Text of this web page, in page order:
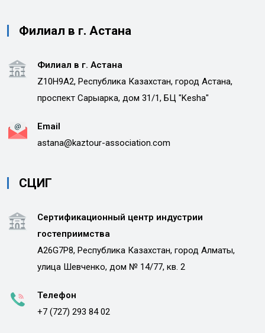
Филиал в г. Астана
Филиал в г. Астана
Z10H9A2, Республика Казахстан, город Астана,
проспект Сарыарка, дом 31/1, БЦ "Kesha"
Email
astana@kaztour-association.com
СЦИГ
Сертификационный центр индустрии
гостеприимства
A26G7P8, Республика Казахстан, город Алматы,
улица Шевченко, дом № 14/77, кв. 2
Телефон
+7 (727) 293 84 02